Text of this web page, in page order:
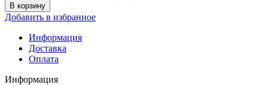
В корзину
Добавить в избранное
Информация
Доставка
Оплата
Информация